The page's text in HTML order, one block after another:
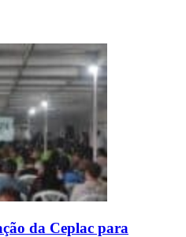
da Ceplac para